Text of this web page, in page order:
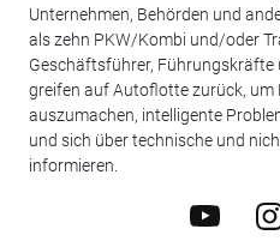
Unternehmen, Behörden und
als zehn PKW/Kombi und/oder
Geschäftsführer, Führungskräfte
greifen auf Autoflotte zurück,
auszumachen, intelligente
und sich über technische und
informieren.